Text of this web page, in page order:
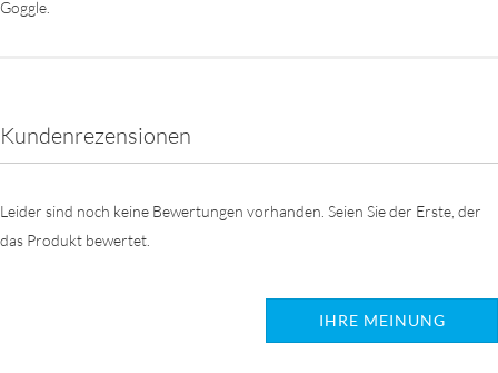
Goggle.
Kundenrezensionen
Leider sind noch keine Bewertungen vorhanden. Seien Sie der Erste, der
das Produkt bewertet.
IHRE MEINUNG